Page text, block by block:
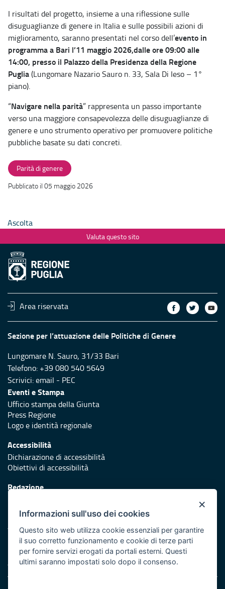
I risultati del progetto, insieme a una riflessione sulle
disuguaglianze di genere in Italia e sulle possibili azioni di
miglioramento, saranno presentati nel corso dell’evento in
programma a Bari l’11 maggio 2026,dalle ore 09:00 alle
14:00, presso il Palazzo della Presidenza della Regione
Puglia(Lungomare Nazario Sauro n. 33, Sala Di Ieso – 1°
piano).
“Navigare nella parità” rappresenta un passo importante
verso una maggiore consapevolezza delle disuguaglianze di
genere e uno strumento operativo per promuovere politiche
pubbliche basate su dati concreti.
Parità di genere
Pubblicato il 05 maggio 2026
Ascolta
Valuta questo sito
Area riservata
Sezione per l’attuazione delle Politiche di Genere
Lungomare N. Sauro, 31/33 Bari
Telefono: +39 080 540 5649
Scrivici:email - PEC
Eventi e Stampa
Ufficio stampa della Giunta
Press Regione
Logo e identità regionale
Accessibilità
Dichiarazione di accessibilità
Obiettivi di accessibilità
Redazione
Protezione civile
Vai al sito di Protezione Civile Puglia
Iniziativa finanziata con risorse del POR Puglia 2014/2020 -
Asse XI
×
Informazioni sull'uso dei cookies
Questo sito web utilizza cookie essenziali per garantire
il suo corretto funzionamento e cookie di terze parti
per fornire servizi erogati da portali esterni. Questi
ultimi saranno impostati solo dopo il consenso.